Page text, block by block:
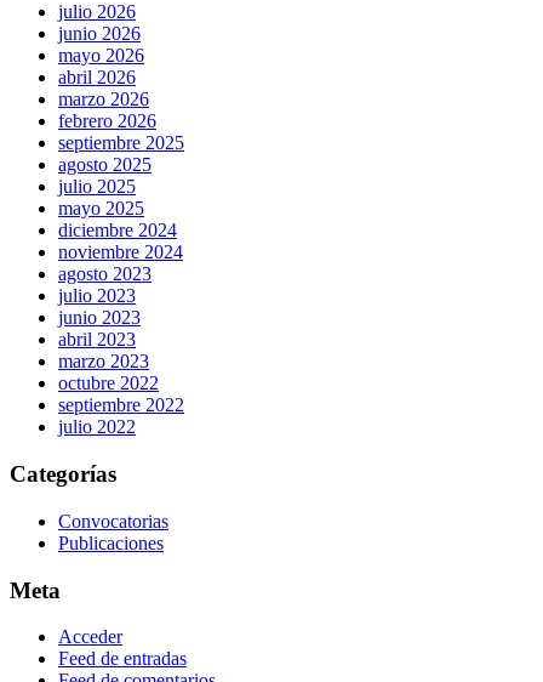
julio 2026
junio 2026
mayo 2026
abril 2026
marzo 2026
febrero 2026
septiembre 2025
agosto 2025
julio 2025
mayo 2025
diciembre 2024
noviembre 2024
agosto 2023
julio 2023
junio 2023
abril 2023
marzo 2023
octubre 2022
septiembre 2022
julio 2022
Categorías
Convocatorias
Publicaciones
Meta
Acceder
Feed de entradas